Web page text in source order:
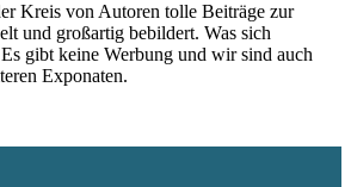
Kreis von Autoren tolle Beiträge zur
und großartig bebildert. Was sich
gibt keine Werbung und wir sind auch
Exponaten.